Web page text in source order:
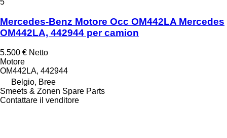
5
Mercedes-Benz Motore Occ OM442LA Mercedes
OM442LA, 442944 per camion
5.500 € Netto
Motore
OM442LA, 442944
Belgio, Bree
Smeets & Zonen Spare Parts
Contattare il venditore